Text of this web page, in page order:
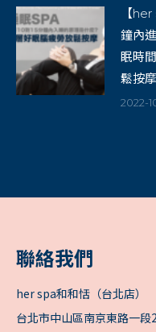
【
鐘內
眠時
鬆按摩
2022-
聯絡我們
her spa和和恬（台北店）
台北市中山區南京東路一段